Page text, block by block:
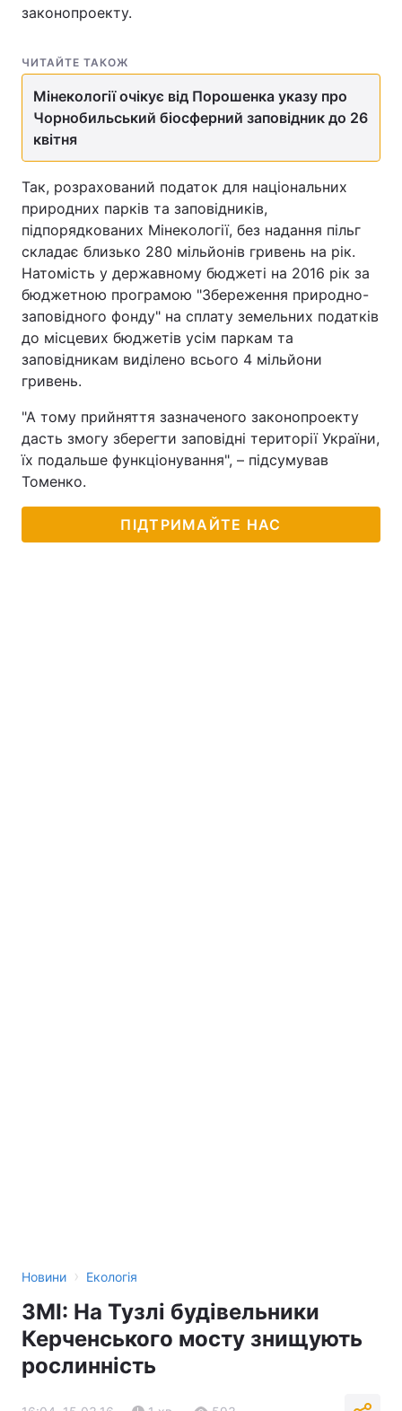
законопроекту.
ЧИТАЙТЕ ТАКОЖ
Мінекології очікує від Порошенка указу про
Чорнобильський біосферний заповідник до 26
квітня
Так, розрахований податок для національних
природних парків та заповідників,
підпорядкованих Мінекології, без надання пільг
складає близько 280 мільйонів гривень на рік.
Натомість у державному бюджеті на 2016 рік за
бюджетною програмою "Збереження природно-
заповідного фонду" на сплату земельних податків
до місцевих бюджетів усім паркам та
заповідникам виділено всього 4 мільйони
гривень.
"А тому прийняття зазначеного законопроекту
дасть змогу зберегти заповідні території України,
їх подальше функціонування", – підсумував
Томенко.
ПІДТРИМАЙТЕ НАС
Новини › Екологія
ЗМІ: На Тузлі будівельники
Керченського мосту знищують
рослинність